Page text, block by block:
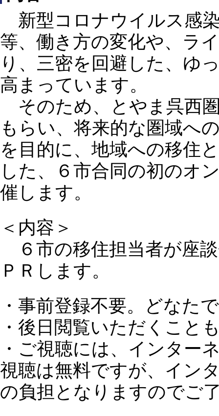
新型コロナウイルス感
等、働き方の変化や、ラ
り、三密を回避した、ゆ
高まっています。
そのため、とやま呉西
もらい、将来的な圏域へ
を目的に、地域への移住
した、６市合同の初のオ
催します。
＜内容＞
６市の移住担当者が座
ＰＲします。
・事前登録不要。どなた
・後日閲覧いただくこと
・ご視聴には、インター
視聴は無料ですが、イン
の負担となりますのでご